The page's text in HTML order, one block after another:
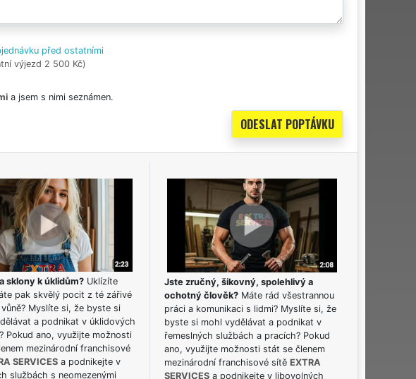
před ostatními
výjezd 2 500 Kč)
a jsem s nimi seznámen.
sklony k úklidům?Uklízíte
pak skvělý pocit z té zářivé
Myslíte si, že byste si
a podnikat v úklidových
Pokud ano, využijte možnosti
mezinárodní franchisové
SERVICESa podnikejte v
službách s neomezenými
Jste zručný, šikovný, spolehlivý a
ochotný člověk? Máte rád všestrannou
práci a komunikaci s lidmi? Myslíte si, že
byste si mohl vydělávat a podnikat v
řemeslných službách a pracích? Pokud
ano, využijte možnosti stát se členem
mezinárodní franchisové sítě EXTRA
SERVICES a podnikejte v libovolných